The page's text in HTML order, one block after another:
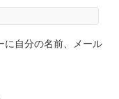
に自分の名前、メール